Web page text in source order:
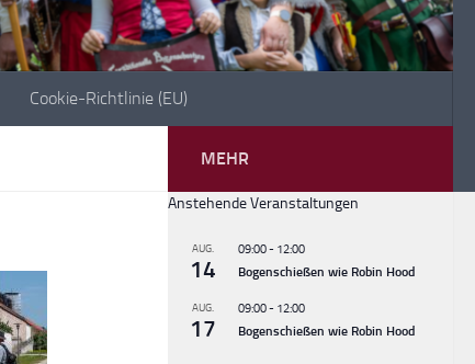
Cookie-Richtlinie (EU)
MEHR
Anstehende Veranstaltungen
AUG.
14
09:00- 12:00
Bogenschießen wie Robin Hood
AUG.
17
09:00- 12:00
Bogenschießen wie Robin Hood